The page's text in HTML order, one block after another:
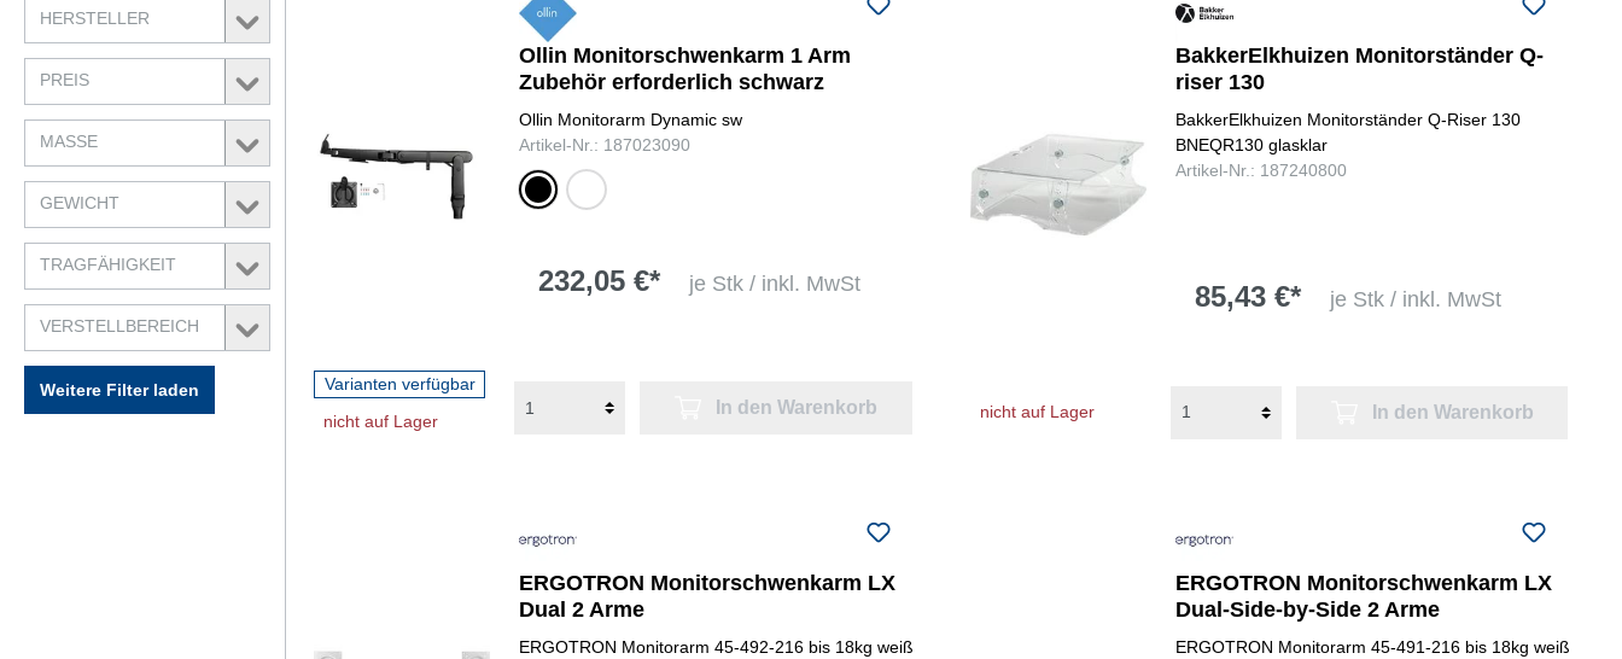
folgenden Nummer bei uns:
0731 977197-0
HERSTELLER
PREIS
MASSE
GEWICHT
TRAGFÄHIGKEIT
VERSTELLBEREICH
Weitere Filter laden
Ollin Monitorschwenkarm 1 Arm
Zubehör erforderlich schwarz
Ollin Monitorarm Dynamic sw
Artikel-Nr.: 187023090
schwarzweiß
232,05 €* je Stk / inkl. MwSt
Varianten verfügbar
nicht auf Lager
In den Warenkorb
BakkerElkhuizen Monitorständer Q-
riser 130
BakkerElkhuizen Monitorständer Q-Riser 130
BNEQR130 glasklar
Artikel-Nr.: 187240800
85,43 €* je Stk / inkl. MwSt
nicht auf Lager In den Warenkorb
ERGOTRON Monitorschwenkarm LX
Dual 2 Arme
ERGOTRON Monitorarm 45-492-216 bis 18kg weiß
ERGOTRON Monitorschwenkarm LX
Dual-Side-by-Side 2 Arme
ERGOTRON Monitorarm 45-491-216 bis 18kg weiß